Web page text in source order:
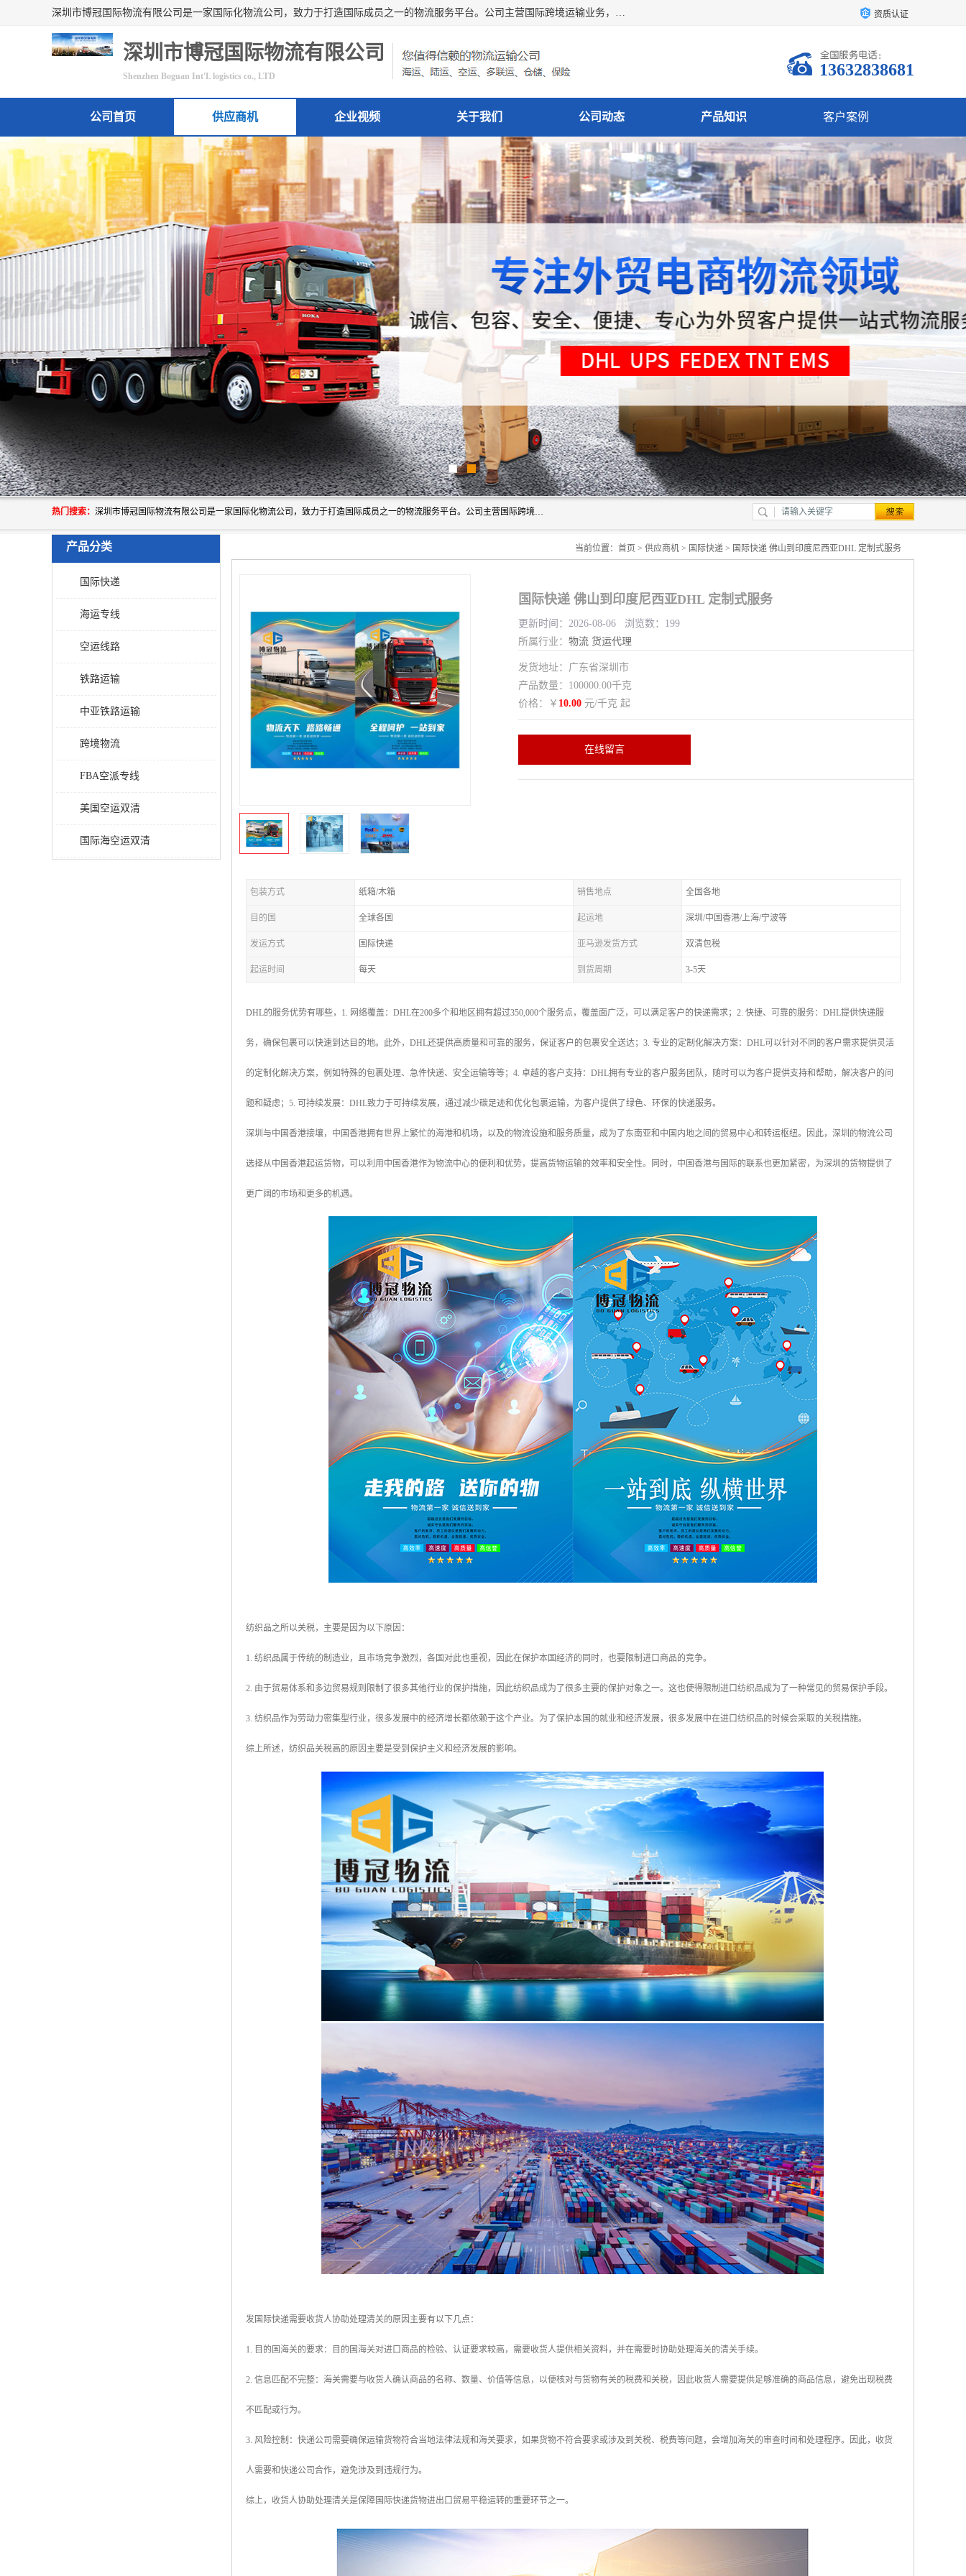
深圳市博冠国际物流有限公司是一家国际化物流公司，致力于打造国际成员之一的物流服务平台。公司主营国际跨境运输业务，提供国际快递、FBA空派专线、国际海空运、国际空运专线、中欧铁路运输等国际海空运、国际快递、国际铁路运输及跨境专线物流等各类进出口运输方面的业务。 资质认证
深圳市博冠国际物流有限公司
Shenzhen Boguan Int'L logistics co., LTD 13632838681
公司首页 供应商机 企业视频 关于我们 公司动态 产品知识 客户案例
联系方式
热门搜索： 深圳市博冠国际物流有限公司是一家国际化物流公司，致力于打造国际成员之一的物流服务平台。公司主营国际跨境运输业务，提供国际快递、FBA空派专线、国际海空运、国际空运专线、中欧铁路运输等国际海空运、国际快递、国际铁路运输及跨境专线物流等各类进出口运输方面的业务。
产品分类
国际快递
海运专线
空运线路
铁路运输
中亚铁路运输
跨境物流
FBA空派专线
美国空运双清
国际海空运双清
当前位置： 首页 > 供应商机 > 国际快递 > 国际快递 佛山到印度尼西亚DHL 定制式服务
国际快递 佛山到印度尼西亚DHL 定制式服务
更新时间：2026-08-06 浏览数：199
所属行业： 物流 货运代理
发货地址：广东省深圳市
产品数量：100000.00千克
价格：￥ 10.00 元/千克 起
在线留言
包装方式 纸箱/木箱 销售地点 全国各地
目的国 全球各国 起运地 深圳/中国香港/上海/宁波等
发运方式 国际快递 亚马逊发货方式 双清包税
起运时间 每天 到货周期 3-5天
DHL的服务优势有哪些，1. 网络覆盖：DHL在200多个和地区拥有超过350,000个服务点，覆盖面广泛，可以满足客户的快递需求；2. 快捷、可靠的服务：DHL提供快递服
务，确保包裹可以快速到达目的地。此外，DHL还提供高质量和可靠的服务，保证客户的包裹安全送达；3. 专业的定制化解决方案：DHL可以针对不同的客户需求提供灵活
的定制化解决方案，例如特殊的包裹处理、急件快递、安全运输等等；4. 卓越的客户支持：DHL拥有专业的客户服务团队，随时可以为客户提供支持和帮助，解决客户的问
题和疑虑；5. 可持续发展：DHL致力于可持续发展，通过减少碳足迹和优化包裹运输，为客户提供了绿色、环保的快递服务。
深圳与中国香港接壤，中国香港拥有世界上繁忙的海港和机场，以及的物流设施和服务质量，成为了东南亚和中国内地之间的贸易中心和转运枢纽。因此，深圳的物流公司
选择从中国香港起运货物，可以利用中国香港作为物流中心的便利和优势，提高货物运输的效率和安全性。同时，中国香港与国际的联系也更加紧密，为深圳的货物提供了
更广阔的市场和更多的机遇。
纺织品之所以关税，主要是因为以下原因：
1. 纺织品属于传统的制造业，且市场竞争激烈，各国对此也重视，因此在保护本国经济的同时，也要限制进口商品的竞争。
2. 由于贸易体系和多边贸易规则限制了很多其他行业的保护措施，因此纺织品成为了很多主要的保护对象之一。这也使得限制进口纺织品成为了一种常见的贸易保护手段。
3. 纺织品作为劳动力密集型行业，很多发展中的经济增长都依赖于这个产业。为了保护本国的就业和经济发展，很多发展中在进口纺织品的时候会采取的关税措施。
综上所述，纺织品关税高的原因主要是受到保护主义和经济发展的影响。
发国际快递需要收货人协助处理清关的原因主要有以下几点：
1. 目的国海关的要求：目的国海关对进口商品的检验、认证要求较高，需要收货人提供相关资料，并在需要时协助处理海关的清关手续。
2. 信息匹配不完整：海关需要与收货人确认商品的名称、数量、价值等信息，以便核对与货物有关的税费和关税，因此收货人需要提供足够准确的商品信息，避免出现税费
不匹配或行为。
3. 风险控制：快递公司需要确保运输货物符合当地法律法规和海关要求，如果货物不符合要求或涉及到关税、税费等问题，会增加海关的审查时间和处理程序。因此，收货
人需要和快递公司合作，避免涉及到违规行为。
综上，收货人协助处理清关是保障国际快递货物进出口贸易平稳运转的重要环节之一。